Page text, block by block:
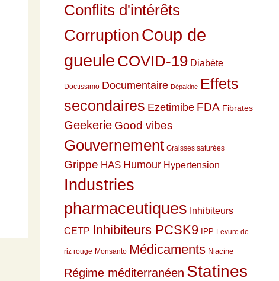
Conflits d'intérêts
CorruptionCoup de
gueule COVID-19 Diabète
Doctissimo Documentaire Dépakine Effets
secondaires Ezetimibe FDA Fibrates
Geekerie Good vibes
Gouvernement Graisses saturées
Grippe HAS Humour Hypertension
Industries
pharmaceutiques Inhibiteurs
CETP Inhibiteurs PCSK9 IPP Levure de
riz rouge Monsanto Médicaments Niacine
Régime méditerranéen Statines